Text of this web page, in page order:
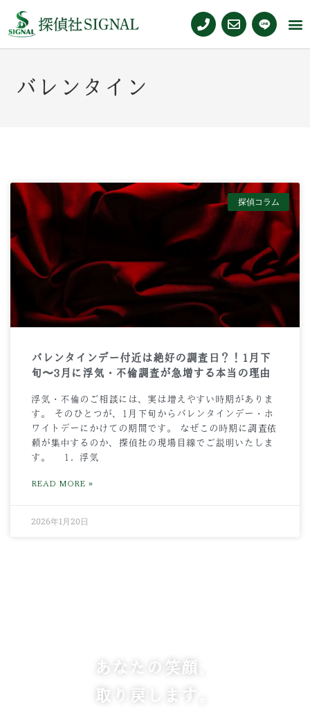
バレンタイン
探偵コラム
バレンタインデー付近は絶好の調査日？！1月下
旬〜3月に浮気・不倫調査が急増する本当の理由
浮気・不倫のご相談には、実は増えやすい時期がありま
す。 そのひとつが、1月下旬からバレンタインデー・ホ
ワイトデーにかけての期間です。 なぜこの時期に調査依
頼が集中するのか、探偵社の現場目線でご説明いたしま
す。 1．浮気
READ MORE »
2026年1月20日
あなたの笑顔、
取り戻します。